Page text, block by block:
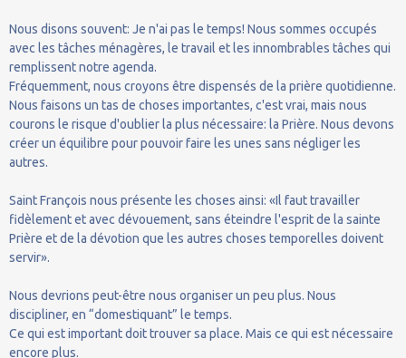
Nous disons souvent: Je n'ai pas le temps! Nous sommes occupés
avec les tâches ménagères, le travail et les innombrables tâches qui
remplissent notre agenda.
Fréquemment, nous croyons être dispensés de la prière quotidienne.
Nous faisons un tas de choses importantes, c'est vrai, mais nous
courons le risque d'oublier la plus nécessaire: la Prière. Nous devons
créer un équilibre pour pouvoir faire les unes sans négliger les
autres.
Saint François nous présente les choses ainsi: «Il faut travailler
fidèlement et avec dévouement, sans éteindre l'esprit de la sainte
Prière et de la dévotion que les autres choses temporelles doivent
servir».
Nous devrions peut-être nous organiser un peu plus. Nous
discipliner, en “domestiquant” le temps.
Ce qui est important doit trouver sa place. Mais ce qui est nécessaire
encore plus.